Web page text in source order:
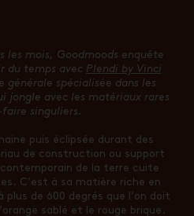
les mois, Goodmoods enquête
du temps avec Plendi by Vinci
générale spécialisée dans les
jongle avec les matériaux rares
singuliers.
puis éclipsée durant des
de construction ou support
contemporain de la terre cuite
C’est à sa matière riche en
de 600 degrés que l’on doit
sablé et le rouge brique.